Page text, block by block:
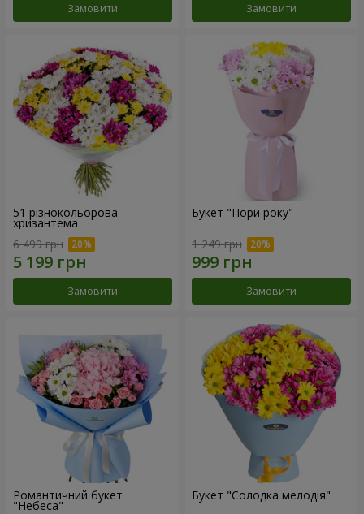
Замовити Замовити
51 різнокольорова
хризантема
6 499 грн
Замовити
Букет "Пори року"
1 249 грн
Замовити
Романтичний букет
"Небеса"
Букет "Солодка мелодія"